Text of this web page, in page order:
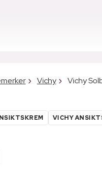
Vichy Vichy
VICHY